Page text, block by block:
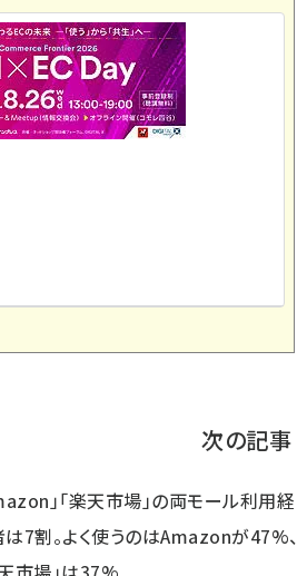
次の記事
」「楽天市場」の両モール利用経
7割。よく使うのはAmazonが47%、